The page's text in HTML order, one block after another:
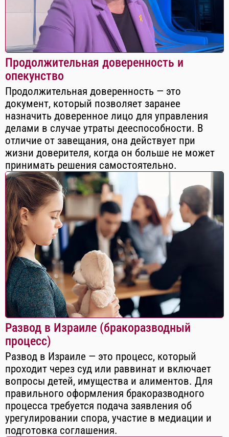
Продолжительная доверенность и
опекунство
Продолжительная доверенность — это
документ, который позволяет заранее
назначить доверенное лицо для управления
делами в случае утраты дееспособности. В
отличие от завещания, она действует при
жизни доверителя, когда он больше не может
принимать решения самостоятельно.
Развод в Израиле (бракоразводный
процесс)
Развод в Израиле — это процесс, который
проходит через суд или раввинат и включает
вопросы детей, имущества и алиментов. Для
правильного оформления бракоразводного
процесса требуется подача заявления об
урегулировании спора, участие в медиации и
подготовка соглашения.